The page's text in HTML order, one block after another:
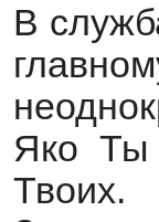
В
Яко Ты
Твоих.